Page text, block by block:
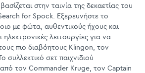
στην ταινία της δεκαετίας του
for Spock. Εξερευνήστε το
με φώτα, αυθεντικούς ήχους και
ηλεκτρονικές λειτουργίες για να
πιο διαβόητους Klingon, τον
συλλεκτικό σετ παιχνιδιού
από τον Commander Kruge, τον Captain